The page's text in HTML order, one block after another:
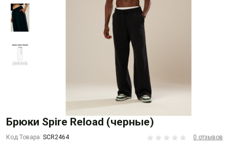
Брюки Spire Reload (черные)
Код Товара: SCR2464 0 отзывов